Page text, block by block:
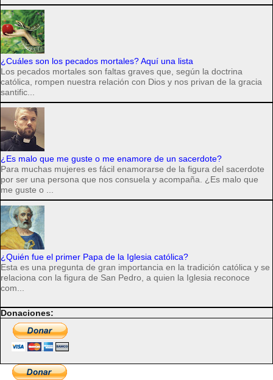
¿Cuáles son los pecados mortales? Aquí una lista
Los pecados mortales son faltas graves que, según la doctrina
católica, rompen nuestra relación con Dios y nos privan de la gracia
santific...
¿Es malo que me guste o me enamore de un sacerdote?
Para muchas mujeres es fácil enamorarse de la figura del sacerdote
por ser una persona que nos consuela y acompaña. ¿Es malo que
me guste o ...
¿Quién fue el primer Papa de la Iglesia católica?
Esta es una pregunta de gran importancia en la tradición católica y se
relaciona con la figura de San Pedro, a quien la Iglesia reconoce
com...
Donaciones: